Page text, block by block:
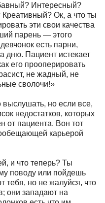
Интересный?
Ок, а что ты
эти свои качества
парень — этого
есть парни,
дню. Пациент истекает
его прооперировать
не жадный, не
сволочи!»
выслушать, но если все,
недостатков, которых
от пациента. Вон тот
карьерой
и что теперь? Ты
поводу или пойдешь
тебя, но не жалуйся, что
они западают на